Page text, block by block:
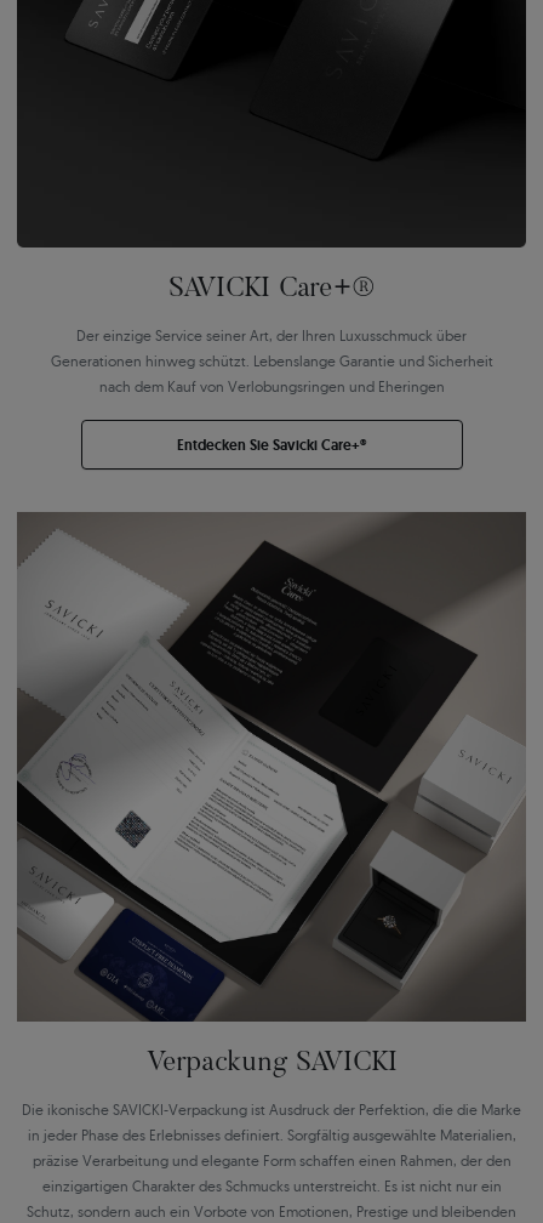
SAVICKI Care+®
Der einzige Service seiner Art, der Ihren Luxusschmuck über
Generationen hinweg schützt. Lebenslange Garantie und Sicherheit
nach dem Kauf von Verlobungsringen und Eheringen
Entdecken Sie Savicki Care+®
Verpackung SAVICKI
Die ikonische SAVICKI-Verpackung ist Ausdruck der Perfektion, die die Marke
in jeder Phase des Erlebnisses definiert. Sorgfältig ausgewählte Materialien,
präzise Verarbeitung und elegante Form schaffen einen Rahmen, der den
einzigartigen Charakter des Schmucks unterstreicht. Es ist nicht nur ein
Schutz, sondern auch ein Vorbote von Emotionen, Prestige und bleibenden